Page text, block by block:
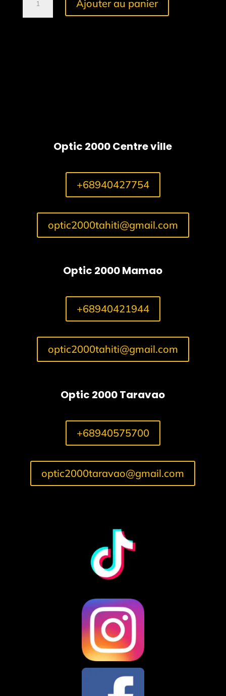
Ajouter au panier
Optic 2000 Centre ville
+68940427754
optic2000tahiti@gmail.com
Optic 2000 Mamao
+68940421944
optic2000tahiti@gmail.com
Optic 2000 Taravao
+68940575700
optic2000taravao@gmail.com